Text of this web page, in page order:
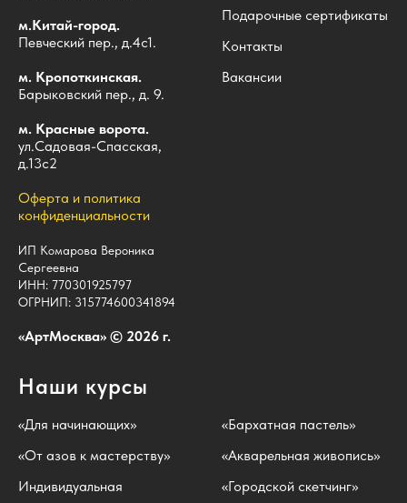
м.Китай-город.
Певческий пер., д.4с1.
м. Кропоткинская.
Барыковский пер., д. 9.
м. Красные ворота.
ул.Садовая-Спасская,
д.13с2
Оферта и политика
конфиденциальности
ИП Комарова Вероника
Сергеевна
ИНН: 770301925797
ОГРНИП: 315774600341894
«АртМосква» © 2026 г.
Подарочные сертификаты
Контакты
Вакансии
Наши курсы
«Для начинающих»
«От азов к мастерству»
Индивидуальная
«Бархатная пастель»
«Акварельная живопись»
«Городской скетчинг»